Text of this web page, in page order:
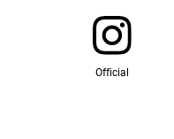
Official